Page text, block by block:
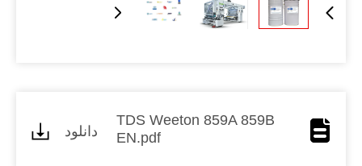
TDS Weeton 859A 859B
EN.pdf
دانلود